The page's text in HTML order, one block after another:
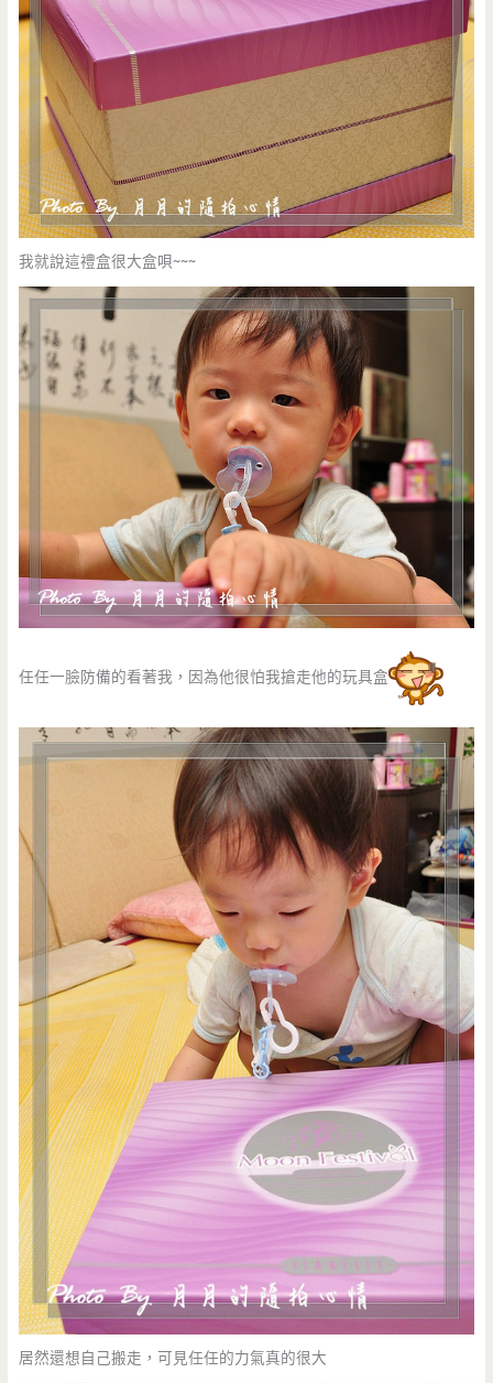
我就說這禮盒很大盒唄~~~
任任一臉防備的看著我，因為他很怕我搶走他的玩具盒
居然還想自己搬走，可見任任的力氣真的很大